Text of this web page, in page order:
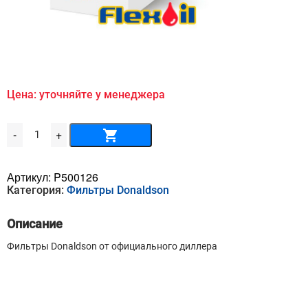
Цена: уточняйте у менеджера
- Количество
товара
Воздушный
DONALDSON
-
P500126
+
Артикул: P500126
Категория: Фильтры Donaldson
Описание
Фильтры Donaldson от официального диллера